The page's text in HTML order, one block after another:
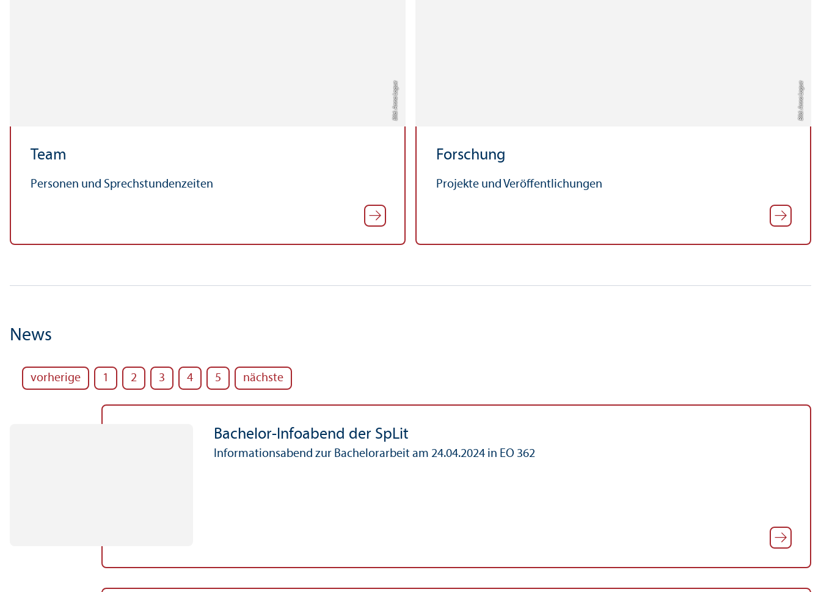
Bild: Anna Logue
Team
Personen und Sprechstundenzeiten
Bild: Anna Logue
Forschung
Projekte und Veröffentlichungen
News
vorherige 1 2 3 4 5 nächste
Bachelor-Infoabend der SpLit
Informations­abend zur Bachelor­arbeit am 24.04.2024 in EO 362